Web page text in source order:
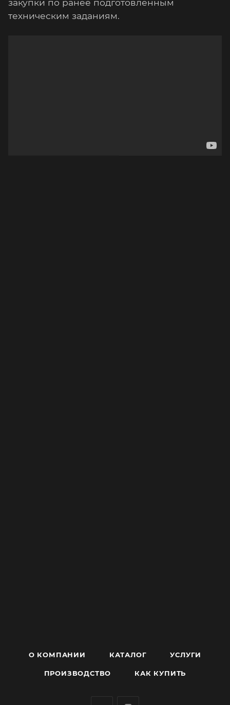
техническим заданиям.
О КОМПАНИИ КАТАЛОГ УСЛУГИ
ПРОИЗВОДСТВО КАК КУПИТЬ